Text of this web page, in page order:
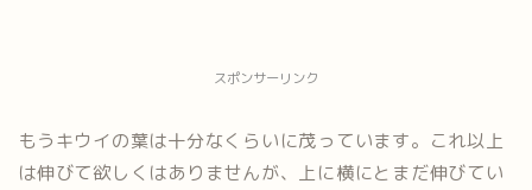
スポンサーリンク
もうキウイの葉は十分なくらいに茂っています。これ以上
は伸びて欲しくはありませんが、上に横にとまだ伸びてい